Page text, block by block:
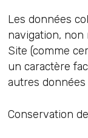
Les données
navigation,
Site (comme
un caractère
autres
Conservation